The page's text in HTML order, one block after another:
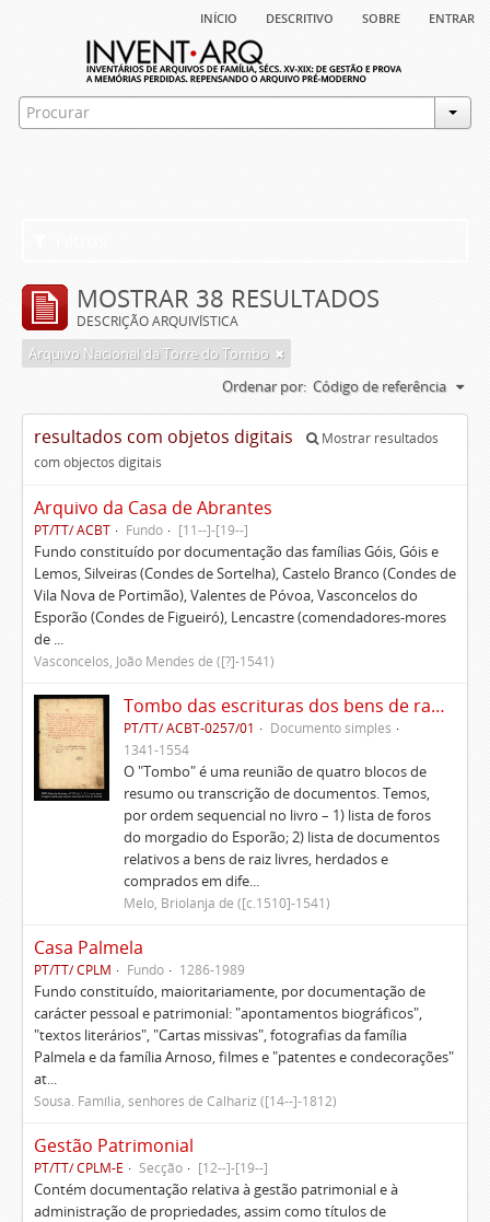
início descritivo sobre entrar
MOSTRAR 38 RESULTADOS
DESCRIÇÃO ARQUIVÍSTICA
Arquivo Nacional da Torre do Tombo
Ordenar por: Código de referência
resultados com objetos digitais
Mostrar resultados
com objectos digitais
Arquivo da Casa de Abrantes
PT/TT/ ACBT Fundo [11--]-[19--]
Fundo constituído por documentação das famílias Góis, Góis e
Lemos, Silveiras (Condes de Sortelha), Castelo Branco (Condes de
Vila Nova de Portimão), Valentes de Póvoa, Vasconcelos do
Esporão (Condes de Figueiró), Lencastre (comendadores-mores
de ...
Vasconcelos, João Mendes de ([?]-1541)
Tombo das escrituras dos bens de raiz e rendas do morgadio do Esporão e memorial delas
PT/TT/ ACBT-0257/01
Documento simples
1341-1554
O "Tombo" é uma reunião de quatro blocos de
resumo ou transcrição de documentos. Temos,
por ordem sequencial no livro – 1) lista de foros
do morgadio do Esporão; 2) lista de documentos
relativos a bens de raiz livres, herdados e
comprados em dife...
Melo, Briolanja de ([c.1510]-1541)
Casa Palmela
PT/TT/ CPLM Fundo 1286-1989
Fundo constituído, maioritariamente, por documentação de
carácter pessoal e patrimonial: "apontamentos biográficos",
"textos literários", "Cartas missivas", fotografias da família
Palmela e da família Arnoso, filmes e "patentes e condecorações"
at...
Sousa. Família, senhores de Calhariz ([14--]-1812)
Gestão Patrimonial
PT/TT/ CPLM-E Secção [12--]-[19--]
Contém documentação relativa à gestão patrimonial e à
administração de propriedades, assim como títulos de